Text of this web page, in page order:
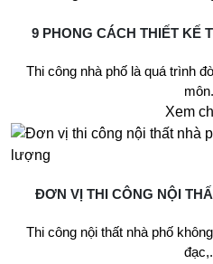
9 PHONG CÁCH THIẾT KẾ
Thi công nhà phố là quá trình
Xem
ĐƠN VỊ THI CÔNG NỘI
Thi công nội thất nhà phố